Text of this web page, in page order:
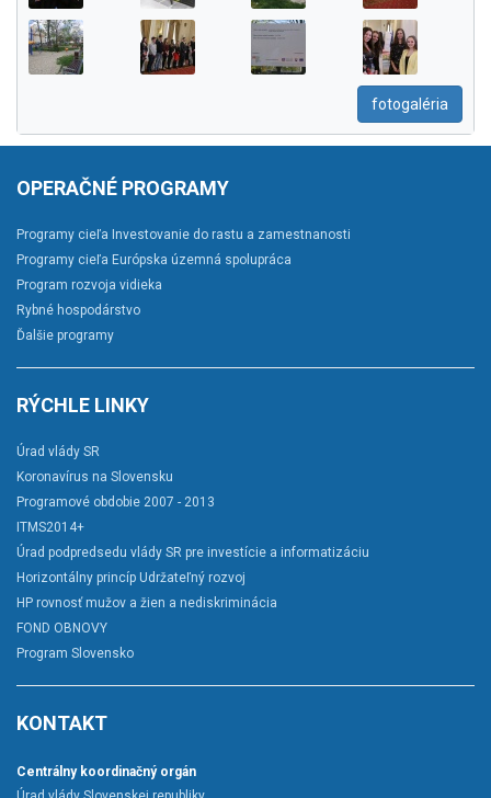
fotogaléria
OPERAČNÉ PROGRAMY
Programy cieľa Investovanie do rastu a zamestnanosti
Programy cieľa Európska územná spolupráca
Program rozvoja vidieka
Rybné hospodárstvo
Ďalšie programy
RÝCHLE LINKY
Úrad vlády SR
Koronavírus na Slovensku
Programové obdobie 2007 - 2013
ITMS2014+
Úrad podpredsedu vlády SR pre investície a informatizáciu
Horizontálny princíp Udržateľný rozvoj
HP rovnosť mužov a žien a nediskriminácia
FOND OBNOVY
Program Slovensko
KONTAKT
Centrálny koordinačný orgán